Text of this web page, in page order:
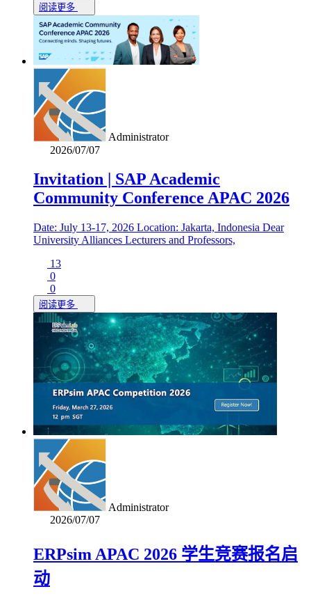
阅读更多
Administrator
2026/07/07
Invitation | SAP Academic
Community Conference APAC 2026
Date: July 13-17, 2026 Location: Jakarta, Indonesia Dear
University Alliances Lecturers and Professors,
13
0
0
阅读更多
Administrator
2026/07/07
ERPsim APAC 2026 学生竞赛报名启
动